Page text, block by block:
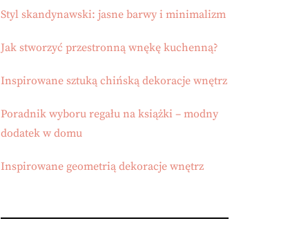
Styl skandynawski: jasne barwy i minimalizm
Jak stworzyć przestronną wnękę kuchenną?
Inspirowane sztuką chińską dekoracje wnętrz
Poradnik wyboru regału na książki – modny
dodatek w domu
Inspirowane geometrią dekoracje wnętrz